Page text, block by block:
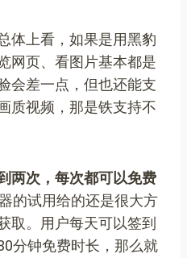
体上看，如果是用黑豹
网页、看图片基本都是
会差一点，但也还能支
质视频，那是铁支持不
两次，每次都可以免费
的试用给的还是很大方
取。用户每天可以签到
分钟免费时长，那么就